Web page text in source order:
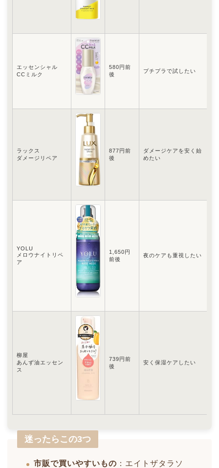
エッセンシャル
CCミルク
580円前
後
プチプラで試したい
ラックス
ダメージリペア
877円前
後
ダメージケアを安く始
めたい
YOLU
メロウナイトリペ
ア
1,650円
前後
夜のケアも重視したい
柳屋
あんず油エッセン
ス
739円前
後
安く保湿ケアしたい
迷ったらこの3つ
市販で買いやすいもの ：エイトザタラソ